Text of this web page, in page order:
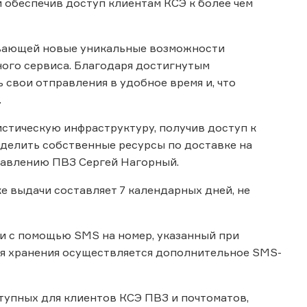
доступ клиентам КСЭ к более чем
новые уникальные возможности
сервиса. Благодаря достигнутым
отправления в удобное время и, что
инфраструктуру, получив доступ к
собственные ресурсы по доставке на
ПВЗ Сергей Нагорный.
выдачи составляет 7 календарных дней, не
с помощью SMS на номер, указанный при
хранения осуществляется дополнительное SMS-
для клиентов КСЭ ПВЗ и почтоматов,